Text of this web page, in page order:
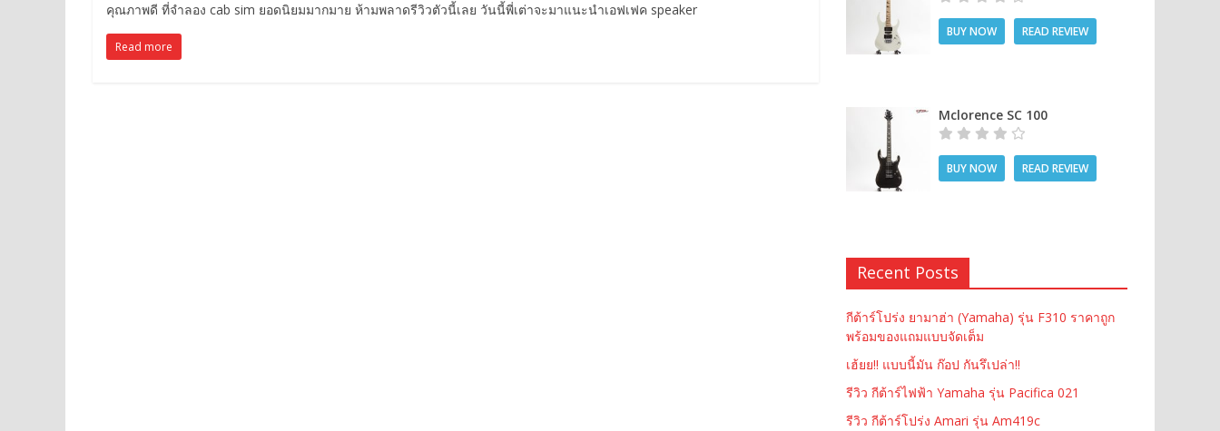
คุณภาพดี ที่จำลอง cab sim ยอดนิยมมากมาย ห้ามพลาดรีวิวตัวนี้เลย วันนี้พี่เต่าจะมาแนะนำเอฟเฟค speaker
Read more
BUY NOW READ REVIEW
Mclorence SC 100
BUY NOW READ REVIEW
Recent Posts
กีต้าร์โปร่ง ยามาฮ่า (Yamaha) รุ่น F310 ราคาถูก
พร้อมของแถมแบบจัดเต็ม
เฮ้ยย!! แบบนี้มัน ก๊อป กันรึเปล่า!!
รีวิว กีต้าร์ไฟฟ้า Yamaha รุ่น Pacifica 021
รีวิว กีต้าร์โปร่ง Amari รุ่น Am419c